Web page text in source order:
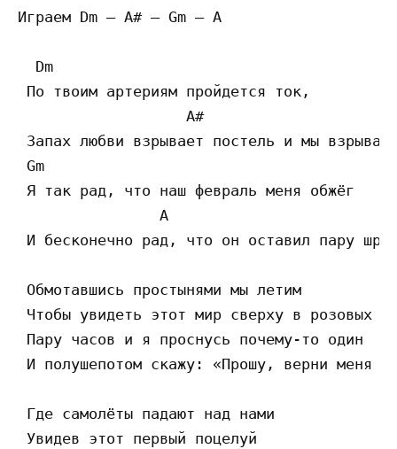
Играем Dm — A# — Gm — A
  Dm
По твоим артериям пройдется ток,
A#
Запах любви взрывает постель и мы
Gm
Я так рад, что наш февраль меня обжёг
A
И бесконечно рад, что он оставил пару
Обмотавшись простынями мы летим
Чтобы увидеть этот мир сверху в розовых
Пару часов и я проснусь почему-то один
И полушепотом скажу: «Прошу, верни меня
Где самолёты падают над нами
Увидев этот первый поцелуй